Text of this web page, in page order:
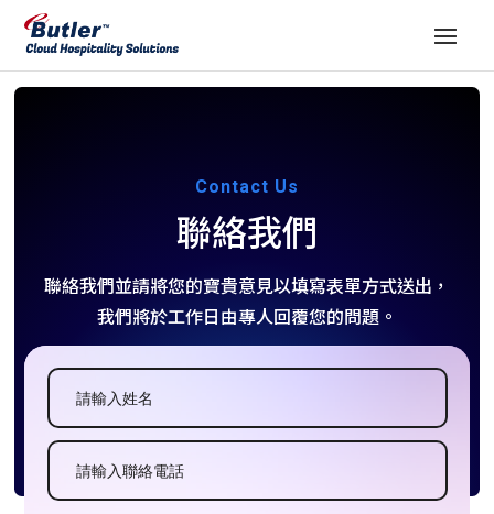
Contact Us
聯絡我們
聯絡我們並請將您的寶貴意見以填寫表單方式送出，
我們將於工作日由專人回覆您的問題。